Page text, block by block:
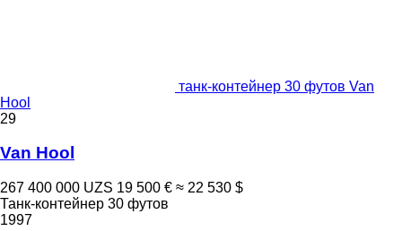
танк-контейнер 30 футов Van
Hool
29
Van Hool
267 400 000 UZS 19 500 € ≈ 22 530 $
Танк-контейнер 30 футов
1997